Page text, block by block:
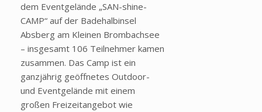
dem Eventgelände „SAN-shine-
CAMP“ auf der Badehalbinsel
Absberg am Kleinen Brombachsee
– insgesamt 106 Teilnehmer kamen
zusammen. Das Camp ist ein
ganzjährig geöffnetes Outdoor-
und Eventgelände mit einem
großen Freizeitangebot wie